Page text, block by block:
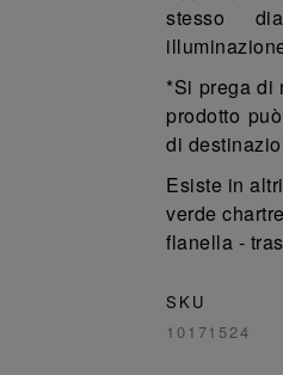
stesso
*Si prega di
prodotto
di
Esiste in
verde
flanella -
SKU
10171524